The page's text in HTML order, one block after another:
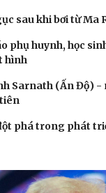
sau khi bơi từ Ma
phụ huynh, học
hình
Sarnath (Ấn Độ) -
phá trong phát